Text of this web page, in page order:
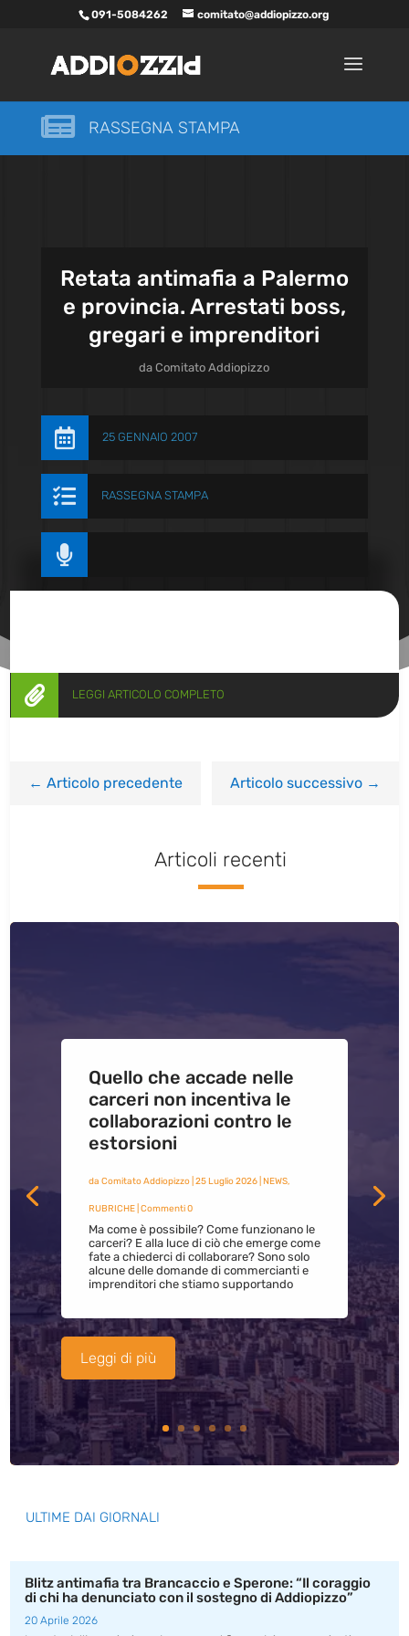
091-5084262 comitato@addiopizzo.org
 RASSEGNA STAMPA
Retata antimafia a Palermo
e provincia. Arrestati boss,
gregari e imprenditori
daComitato Addiopizzo
 25 GENNAIO 2007
 RASSEGNA STAMPA

 LEGGI ARTICOLO COMPLETO
←Articolo precedente Articolo successivo→
Articoli recenti
Quello che accade nelle
carceri non incentiva le
collaborazioni contro le
estorsioni
da Comitato Addiopizzo| 25 Luglio 2026| NEWS,
RUBRICHE| Commenti 0
Ma come è possibile? Come funzionano le
carceri? E alla luce di ciò che emerge come
fate a chiederci di collaborare? Sono solo
alcune delle domande di commercianti e
imprenditori che stiamo supportando
Leggi di più
ULTIME DAI GIORNALI
Blitz antimafia tra Brancaccio e Sperone: “Il coraggio
di chi ha denunciato con il sostegno di Addiopizzo”
20 Aprile 2026